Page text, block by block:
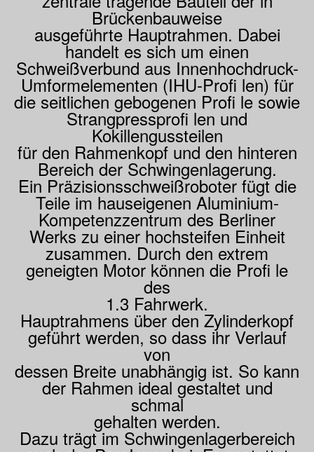
Brückenbauweise
ausgeführte Hauptrahmen. Dabei
handelt es sich um einen
Schweißverbund aus Innenhochdruck-
Umformelementen (IHU-Profi len) für
die seitlichen gebogenen Profi le sowie
Strangpressprofi len und
Kokillengussteilen
für den Rahmenkopf und den hinteren
Bereich der Schwingenlagerung.
Ein Präzisionsschweißroboter fügt die
Teile im hauseigenen Aluminium-
Kompetenzzentrum des Berliner
Werks zu einer hochsteifen Einheit
zusammen. Durch den extrem
geneigten Motor können die Profi le
des
1.3 Fahrwerk.
Hauptrahmens über den Zylinderkopf
geführt werden, so dass ihr Verlauf
von
dessen Breite unabhängig ist. So kann
der Rahmen ideal gestaltet und
schmal
gehalten werden.
Dazu trägt im Schwingenlagerbereich